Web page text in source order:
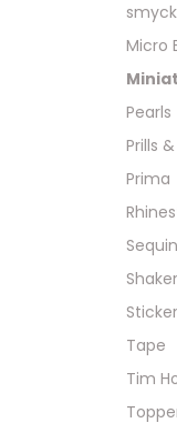
Micro
Pearls
Prills
Prima
Tape
Tim